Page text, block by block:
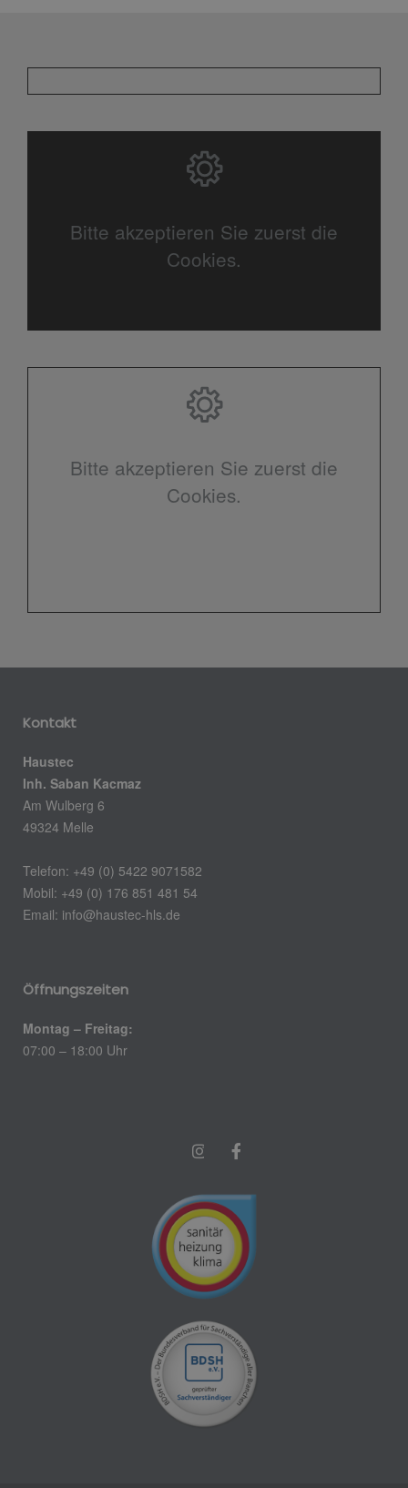
Bitte akzeptieren Sie zuerst die
Cookies.
Bitte akzeptieren Sie zuerst die
Cookies.
Kontakt
Haustec
Inh. Saban Kacmaz
Am Wulberg 6
49324 Melle
Telefon: +49 (0) 5422 9071582
Mobil: +49 (0) 176 851 481 54
Email: info@haustec-hls.de
Öffnungszeiten
Montag – Freitag:
07:00 – 18:00 Uhr